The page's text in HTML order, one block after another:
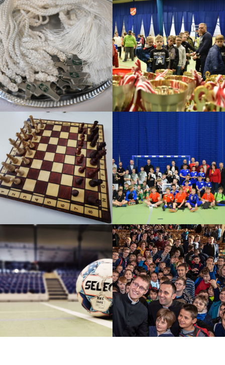
Promocja lektorów A.D.
2023
Szkoła lektora
Turniej o PUCHAR KNC
2023
Halowy turniej piłki nożnej
TURNIEJ SZACHOWY O
PUCHAR ŚW. POLIKARPA
Turniej o PUCHAR KNC
2022
Halowy turniej piłki nożnej
Turniej KNC 2020/2021
Halowy turniej piłki nożnej
Diecezjalna Pielgrzymka
2019
Akcje